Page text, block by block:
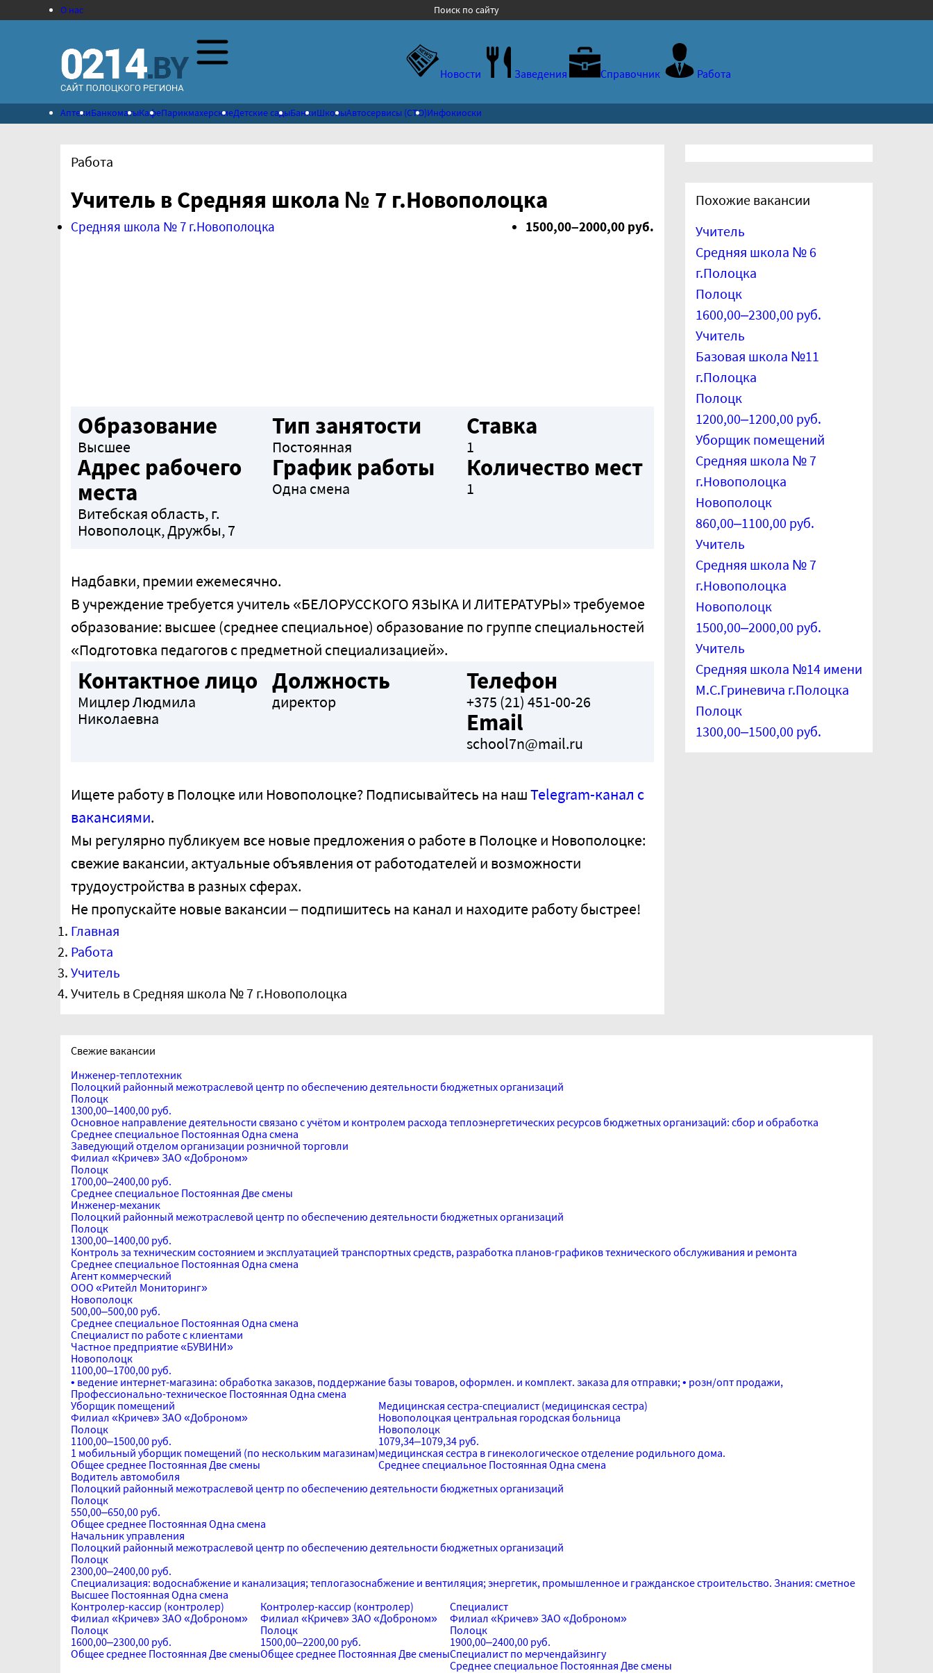
О нас Поиск по сайту
Новости Заведения Справочник Работа
АптекиБанкоматыКафеПарикмахерскиеДетские садыБанкиШколыАвтосервисы (СТО)Инфокиоски
Работа
Учитель в Средняя школа № 7 г.Новополоцка
Средняя школа № 7 г.Новополоцка 1500,00–2000,00 руб.
Образование
Высшее
Адрес рабочего
места
Витебская область, г.
Новополоцк, Дружбы, 7
Тип занятости
Постоянная
График работы
Одна смена
Ставка
1
Количество мест
1
Надбавки, премии ежемесячно.
В учреждение требуется учитель «БЕЛОРУССКОГО ЯЗЫКА И ЛИТЕРАТУРЫ» требуемое
образование: высшее (среднее специальное) образование по группе специальностей
«Подготовка педагогов с предметной специализацией».
Контактное лицо
Мицлер Людмила
Николаевна
Должность
директор
Телефон
+375 (21) 451-00-26
Email
school7n@mail.ru
Ищете работу в Полоцке или Новополоцке? Подписывайтесь на нашTelegram-канал с
вакансиями.
Мы регулярно публикуем все новые предложения о работе в Полоцке и Новополоцке:
свежие вакансии, актуальные объявления от работодателей и возможности
трудоустройства в разных сферах.
Не пропускайте новые вакансии – подпишитесь на канал и находите работу быстрее!
Главная
Работа
Учитель
Учитель в Средняя школа № 7 г.Новополоцка
Похожие вакансии
Учитель
Средняя школа № 6
г.Полоцка
Полоцк
1600,00–2300,00 руб.
Учитель
Базовая школа №11
г.Полоцка
Полоцк
1200,00–1200,00 руб.
Уборщик помещений
Средняя школа № 7
г.Новополоцка
Новополоцк
860,00–1100,00 руб.
Учитель
Средняя школа № 7
г.Новополоцка
Новополоцк
1500,00–2000,00 руб.
Учитель
Средняя школа №14 имени
М.С.Гриневича г.Полоцка
Полоцк
1300,00–1500,00 руб.
Свежие вакансии
Инженер-теплотехник
Полоцкий районный межотраслевой центр по обеспечению деятельности бюджетных организаций
Полоцк
1300,00–1400,00 руб.
Основное направление деятельности связано с учётом и контролем расхода теплоэнергетических ресурсов бюджетных организаций: сбор и обработка
Среднее специальное Постоянная Одна смена
Заведующий отделом организации розничной торговли
Филиал «Кричев» ЗАО «Доброном»
Полоцк
1700,00–2400,00 руб.
Среднее специальное Постоянная Две смены
Инженер-механик
Полоцкий районный межотраслевой центр по обеспечению деятельности бюджетных организаций
Полоцк
1300,00–1400,00 руб.
Контроль за техническим состоянием и эксплуатацией транспортных средств, разработка планов-графиков технического обслуживания и ремонта
Среднее специальное Постоянная Одна смена
Агент коммерческий
ООО «Ритейл Мониторинг»
Новополоцк
500,00–500,00 руб.
Среднее специальное Постоянная Одна смена
Специалист по работе с клиентами
Частное предприятие «БУВИНИ»
Новополоцк
1100,00–1700,00 руб.
• ведение интернет-магазина: обработка заказов, поддержание базы товаров, оформлен. и комплект. заказа для отправки; • розн/опт продажи,
Профессионально-техническое Постоянная Одна смена
Уборщик помещений
Филиал «Кричев» ЗАО «Доброном»
Полоцк
1100,00–1500,00 руб.
1 мобильный уборщик помещений (по нескольким магазинам)
Общее среднее Постоянная Две смены
Медицинская сестра-специалист (медицинская сестра)
Новополоцкая центральная городская больница
Новополоцк
1079,34–1079,34 руб.
медицинская сестра в гинекологическое отделение родильного дома.
Среднее специальное Постоянная Одна смена
Водитель автомобиля
Полоцкий районный межотраслевой центр по обеспечению деятельности бюджетных организаций
Полоцк
550,00–650,00 руб.
Общее среднее Постоянная Одна смена
Начальник управления
Полоцкий районный межотраслевой центр по обеспечению деятельности бюджетных организаций
Полоцк
2300,00–2400,00 руб.
Специализация: водоснабжение и канализация; теплогазоснабжение и вентиляция; энергетик, промышленное и гражданское строительство. Знания: сметное
Высшее Постоянная Одна смена
Контролер-кассир (контролер)
Филиал «Кричев» ЗАО «Доброном»
Полоцк
1600,00–2300,00 руб.
Общее среднее Постоянная Две смены
Контролер-кассир (контролер)
Филиал «Кричев» ЗАО «Доброном»
Полоцк
1500,00–2200,00 руб.
Общее среднее Постоянная Две смены
Специалист
Филиал «Кричев» ЗАО «Доброном»
Полоцк
1900,00–2400,00 руб.
Специалист по мерчендайзингу
Среднее специальное Постоянная Две смены